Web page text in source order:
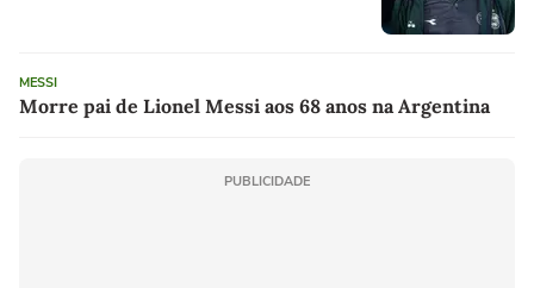
MESSI
Morre pai de Lionel Messi aos 68 anos na Argentina
PUBLICIDADE